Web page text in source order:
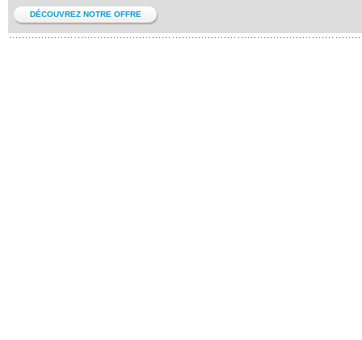
DÉCOUVREZ NOTRE OFFRE